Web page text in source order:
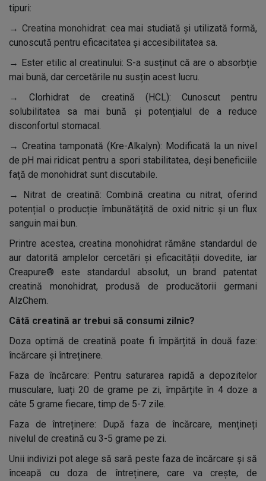
tipuri:
→ Creatina monohidrat: cea mai studiată și utilizată formă,
cunoscută pentru eficacitatea și accesibilitatea sa.
→ Ester etilic al creatinului: S-a susținut că are o absorbție
mai bună, dar cercetările nu susțin acest lucru.
→
Clorhidrat de creatină (HCL): Cunoscut pentru
solubilitatea sa mai bună și potențialul de a reduce
disconfortul stomacal.
→ Creatina tamponată (Kre-Alkalyn): Modificată la un nivel
de pH mai ridicat pentru a spori stabilitatea, deși beneficiile
față de monohidrat sunt discutabile.
→
Nitrat de creatină: Combină creatina cu nitrat, oferind
potențial o producție îmbunătățită de oxid nitric și un flux
sanguin mai bun.
Printre acestea, creatina monohidrat rămâne standardul de
aur datorită amplelor cercetări și eficacității dovedite, iar
Creapure® este standardul absolut, un brand patentat
creatină monohidrat, produsă de producătorii germani
AlzChem.
Câtă creatină ar trebui să consumi zilnic?
Doza optimă de creatină poate fi împărțită în două faze:
încărcare și întreținere.
Faza de încărcare: Pentru saturarea rapidă a depozitelor
musculare, luați 20 de grame pe zi, împărțite în 4 doze a
câte 5 grame fiecare, timp de 5-7 zile.
Faza de întreținere: După faza de încărcare, mențineți
nivelul de creatină cu 3-5 grame pe zi.
Unii indivizi pot alege să sară peste faza de încărcare și să
înceapă cu doza de întreținere, care va crește, de